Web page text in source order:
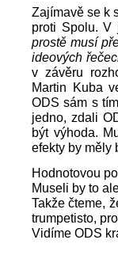
Zajímavě se k
proti Spolu. V
prostě musí
ideových
v závěru
Martin Kuba
ODS sám s
jedno, zdali
být výhoda.
efekty by měly
Hodnotovou
Museli by to
Takže čteme,
trumpetisto,
Vidíme ODS